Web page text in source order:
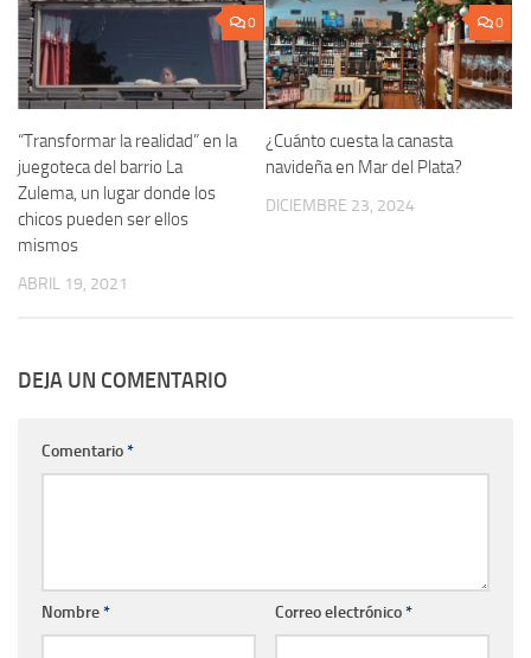
0
“Transformar la realidad” en la
juegoteca del barrio La
Zulema, un lugar donde los
chicos pueden ser ellos
mismos
ABRIL 19, 2021
0
¿Cuánto cuesta la canasta
navideña en Mar del Plata?
DICIEMBRE 23, 2024
DEJA UN COMENTARIO
Comentario*
Nombre* Correo electrónico*